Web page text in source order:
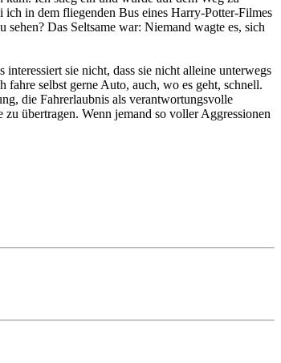
ich in dem fliegenden Bus eines Harry-Potter-Filmes
Das Seltsame war: Niemand wagte es, sich
sie nicht, dass sie nicht alleine unterwegs
fahre selbst gerne Auto, auch, wo es geht, schnell.
die Fahrerlaubnis als verantwortungsvolle
übertragen. Wenn jemand so voller Aggressionen